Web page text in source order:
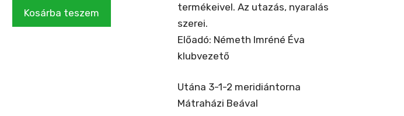
Kosárba teszem
termékeivel. Az utazás, nyaralás
szerei.
Előadó: Németh Imréné Éva
klubvezető
Utána 3-1-2 meridiántorna
Mátraházi Beával